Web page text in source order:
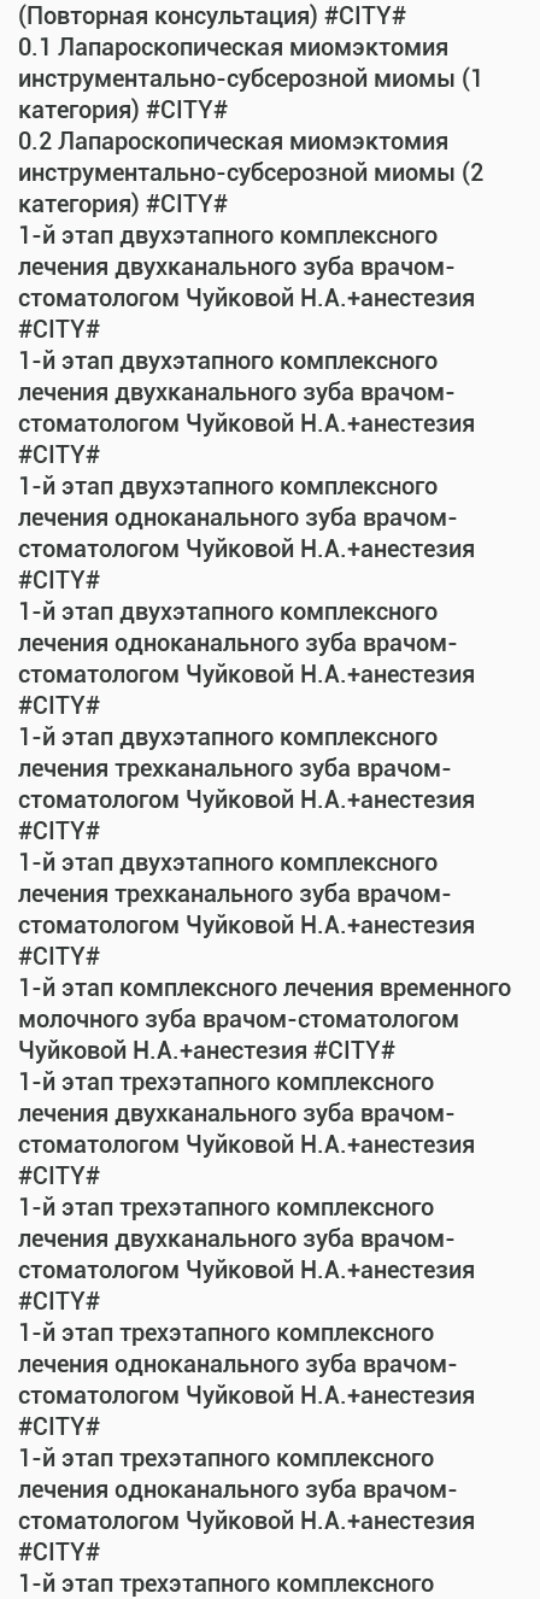
(Повторная консультация) #CITY#
0.1 Лапароскопическая миомэктомия
инструментально-субсерозной миомы (1
категория) #CITY#
0.2 Лапароскопическая миомэктомия
инструментально-субсерозной миомы (2
категория) #CITY#
1-й этап двухэтапного комплексного
лечения двухканального зуба врачом-
стоматологом Чуйковой Н.А.+анестезия
#CITY#
1-й этап двухэтапного комплексного
лечения двухканального зуба врачом-
стоматологом Чуйковой Н.А.+анестезия
#CITY#
1-й этап двухэтапного комплексного
лечения одноканального зуба врачом-
стоматологом Чуйковой Н.А.+анестезия
#CITY#
1-й этап двухэтапного комплексного
лечения одноканального зуба врачом-
стоматологом Чуйковой Н.А.+анестезия
#CITY#
1-й этап двухэтапного комплексного
лечения трехканального зуба врачом-
стоматологом Чуйковой Н.А.+анестезия
#CITY#
1-й этап двухэтапного комплексного
лечения трехканального зуба врачом-
стоматологом Чуйковой Н.А.+анестезия
#CITY#
1-й этап комплексного лечения временного
молочного зуба врачом-стоматологом
Чуйковой Н.А.+анестезия #CITY#
1-й этап трехэтапного комплексного
лечения двухканального зуба врачом-
стоматологом Чуйковой Н.А.+анестезия
#CITY#
1-й этап трехэтапного комплексного
лечения двухканального зуба врачом-
стоматологом Чуйковой Н.А.+анестезия
#CITY#
1-й этап трехэтапного комплексного
лечения одноканального зуба врачом-
стоматологом Чуйковой Н.А.+анестезия
#CITY#
1-й этап трехэтапного комплексного
лечения одноканального зуба врачом-
стоматологом Чуйковой Н.А.+анестезия
#CITY#
1-й этап трехэтапного комплексного